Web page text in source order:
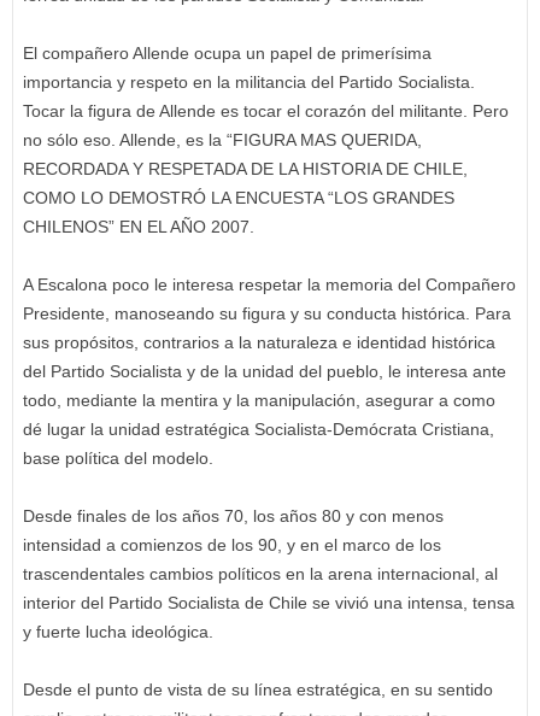
El compañero Allende ocupa un papel de primerísima
importancia y respeto en la militancia del Partido Socialista.
Tocar la figura de Allende es tocar el corazón del militante. Pero
no sólo eso. Allende, es la “FIGURA MAS QUERIDA,
RECORDADA Y RESPETADA DE LA HISTORIA DE CHILE,
COMO LO DEMOSTRÓ LA ENCUESTA “LOS GRANDES
CHILENOS” EN EL AÑO 2007.
A Escalona poco le interesa respetar la memoria del Compañero
Presidente, manoseando su figura y su conducta histórica. Para
sus propósitos, contrarios a la naturaleza e identidad histórica
del Partido Socialista y de la unidad del pueblo, le interesa ante
todo, mediante la mentira y la manipulación, asegurar a como
dé lugar la unidad estratégica Socialista-Demócrata Cristiana,
base política del modelo.
Desde finales de los años 70, los años 80 y con menos
intensidad a comienzos de los 90, y en el marco de los
trascendentales cambios políticos en la arena internacional, al
interior del Partido Socialista de Chile se vivió una intensa, tensa
y fuerte lucha ideológica.
Desde el punto de vista de su línea estratégica, en su sentido